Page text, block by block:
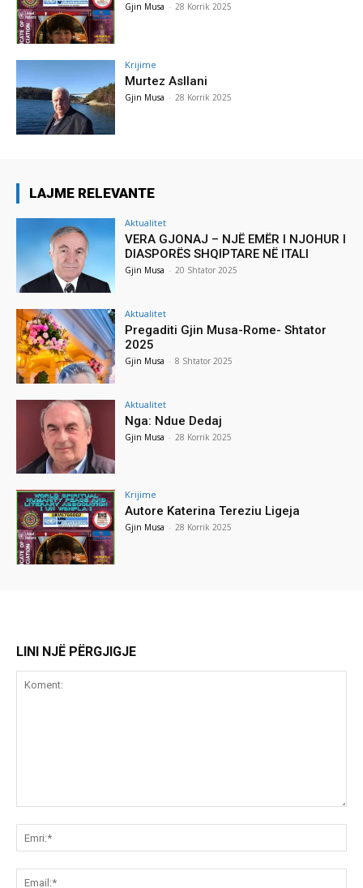
Gjin Musa - 28 Korrik 2025
Krijime
Murtez Asllani
Gjin Musa - 28 Korrik 2025
LAJME RELEVANTE
Aktualitet
VERA GJONAJ – NJË EMËR I NJOHUR I
DIASPORËS SHQIPTARE NË ITALI
Gjin Musa - 20 Shtator 2025
Aktualitet
Pregaditi Gjin Musa-Rome- Shtator
2025
Gjin Musa - 8 Shtator 2025
Aktualitet
Nga: Ndue Dedaj
Gjin Musa - 28 Korrik 2025
Krijime
Autore Katerina Tereziu Ligeja
Gjin Musa - 28 Korrik 2025
LINI NJË PËRGJIGJE